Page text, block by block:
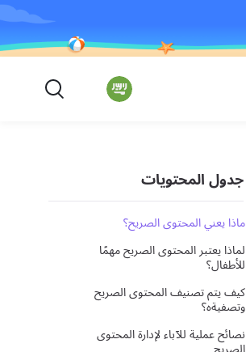
جدول المحتويات
ماذا يعني المحتوى الصريح؟
لماذا يعتبر المحتوى الصريح مهمًا
للأطفال؟
كيف يتم تصنيف المحتوى الصريح
وتصفيةه؟
نصائح عملية للآباء لإدارة المحتوى